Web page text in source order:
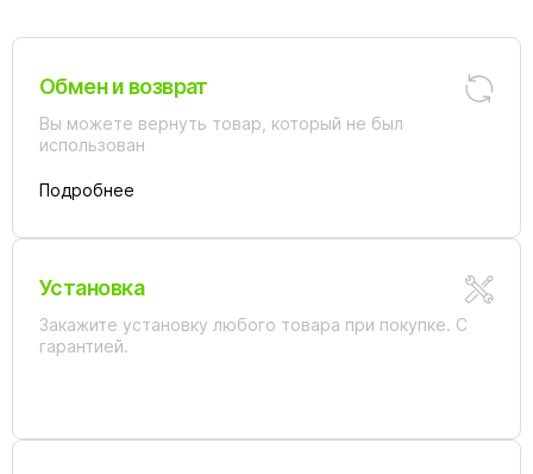
Обмен и возврат
Вы можете вернуть товар, который не был
использован
Подробнее
Установка
Закажите установку любого товара при покупке. С
гарантией.